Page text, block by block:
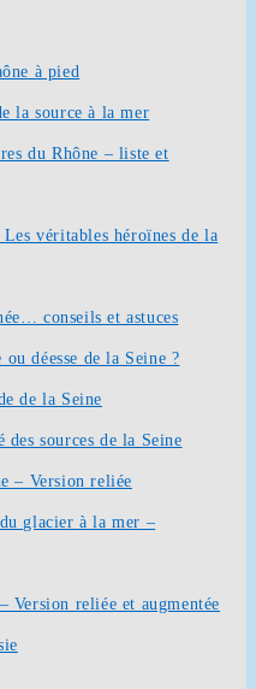
à pied
la source à la mer
du Rhône – liste et
véritables héroïnes de la
conseils et astuces
ou déesse de la Seine ?
de la Seine
des sources de la Seine
– Version reliée
glacier à la mer –
Version reliée et augmentée